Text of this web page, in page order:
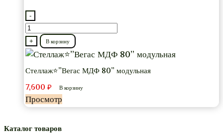
-
Количество
товара
Стеллаж⭐”Вегас
80”
модульная
+ В корзину
Стеллаж⭐”Вегас МДФ 80” модульная
7,600 ₽ В корзину
Просмотр
Каталог товаров